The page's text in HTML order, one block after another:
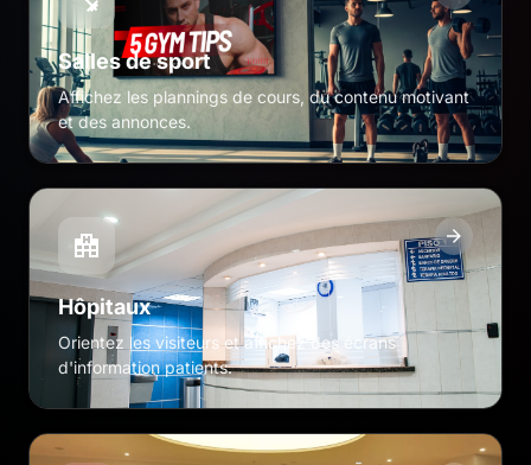
Salles de sport
Affichez les plannings de cours, du contenu motivant
et des annonces.
Hôpitaux
Orientez les visiteurs et affichez des écrans
d'information patients.